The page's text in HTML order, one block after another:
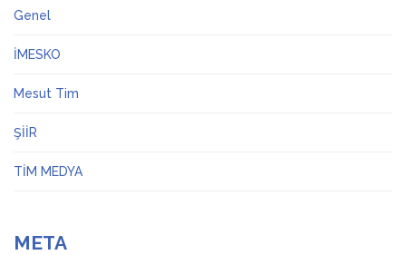
Genel
İMESKO
Mesut Tim
ŞİİR
TİM MEDYA
META